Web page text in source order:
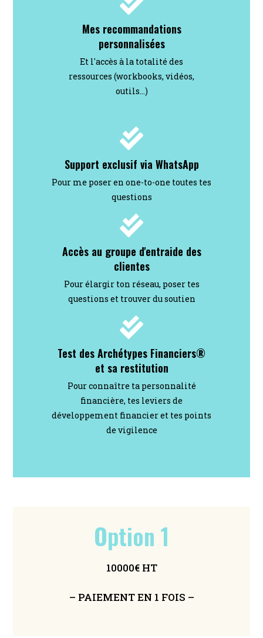
Mes recommandations
personnalisées
Et l'accès à la totalité des
ressources (workbooks, vidéos,
outils...)
Support exclusif via WhatsApp
Pour me poser en one-to-one toutes tes
questions
Accès au groupe d'entraide des
clientes
Pour élargir ton réseau, poser tes
questions et trouver du soutien
Test des Archétypes Financiers®
et sa restitution
Pour connaître ta personnalité
financière, tes leviers de
développement financier et tes points
de vigilence
Option 1
10000€ HT
– PAIEMENT EN 1 FOIS –